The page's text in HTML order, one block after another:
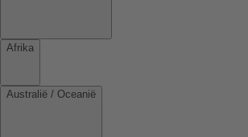
Afrika
Australië / Oceanië